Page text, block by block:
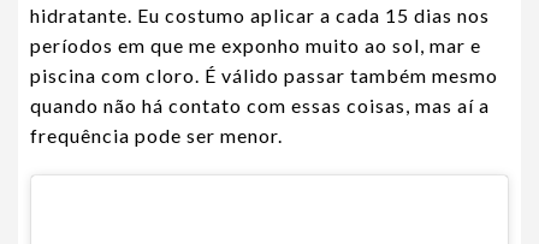
hidratante. Eu costumo aplicar a cada 15 dias nos
períodos em que me exponho muito ao sol, mar e
piscina com cloro. É válido passar também mesmo
quando não há contato com essas coisas, mas aí a
frequência pode ser menor.